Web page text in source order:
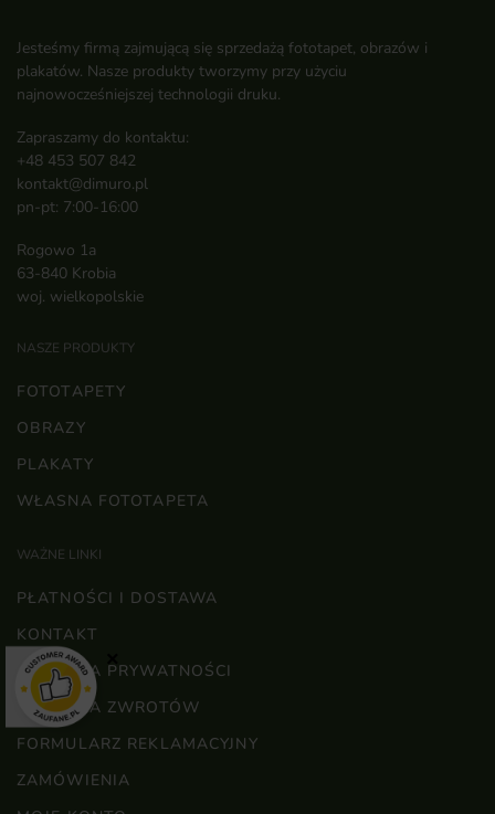
Jesteśmy firmą zajmującą się sprzedażą fototapet, obrazów i
plakatów. Nasze produkty tworzymy przy użyciu
najnowocześniejszej technologii druku.
Zapraszamy do kontaktu:
+48 453 507 842
kontakt@dimuro.pl
pn-pt: 7:00-16:00
Rogowo 1a
63-840 Krobia
woj. wielkopolskie
NASZE PRODUKTY
FOTOTAPETY
OBRAZY
PLAKATY
WŁASNA FOTOTAPETA
WAŻNE LINKI
PŁATNOŚCI I DOSTAWA
KONTAKT
POLITYKA PRYWATNOŚCI
POLITYKA ZWROTÓW
FORMULARZ REKLAMACYJNY
ZAMÓWIENIA
×